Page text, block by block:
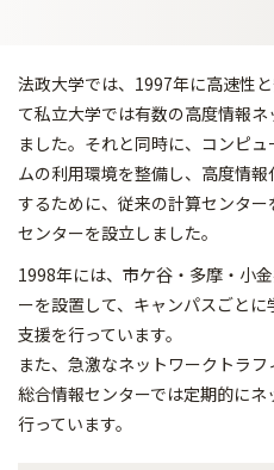
法政大学では、1997年に高速性
て私立大学では有数の高度情報
ました。それと同時に、コンピ
ムの利用環境を整備し、高度情
するために、従来の計算センタ
センターを設立しました。
1998年には、市ケ谷・多摩・小
ーを設置して、キャンパスごと
支援を行っています。
また、急激なネットワークトラフ
総合情報センターでは定期的に
行っています。